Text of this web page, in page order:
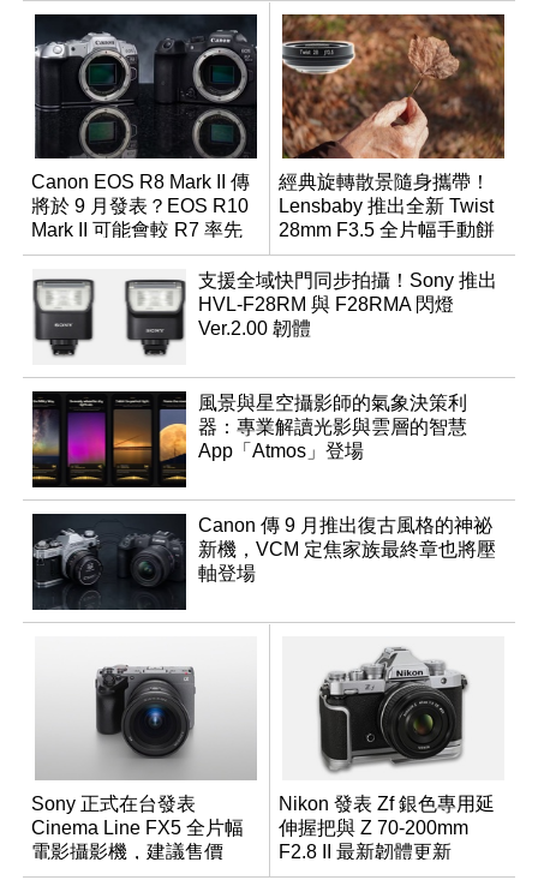
Canon EOS R8 Mark II 傳
將於 9 月發表？EOS R10
Mark II 可能會較 R7 率先
推出
經典旋轉散景隨身攜帶！
Lensbaby 推出全新 Twist
28mm F3.5 全片幅手動餅
乾鏡
支援全域快門同步拍攝！Sony 推出
HVL-F28RM 與 F28RMA 閃燈
Ver.2.00 韌體
風景與星空攝影師的氣象決策利
器：專業解讀光影與雲層的智慧
App「Atmos」登場
Canon 傳 9 月推出復古風格的神祕
新機，VCM 定焦家族最終章也將壓
軸登場
Sony 正式在台發表
Cinema Line FX5 全片幅
電影攝影機，建議售價
NT$144,980
Nikon 發表 Zf 銀色專用延
伸握把與 Z 70-200mm
F2.8 II 最新韌體更新